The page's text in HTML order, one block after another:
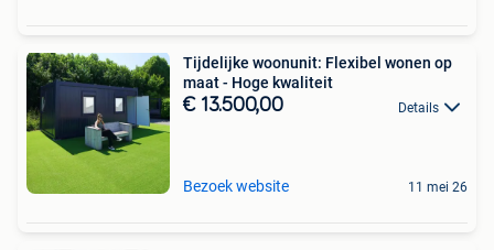
Tijdelijke woonunit: Flexibel wonen op
maat - Hoge kwaliteit
€ 13.500,00 Details
Bezoek website 11 mei 26